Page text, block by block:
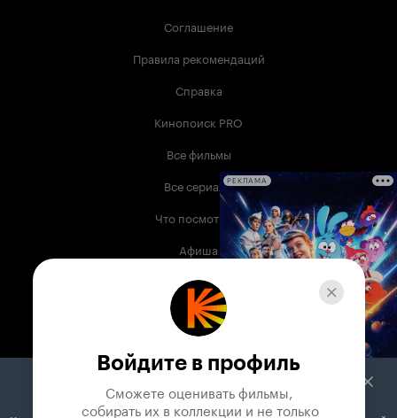
Соглашение
Правила рекомендаций
Справка
Кинопоиск PRO
Все фильмы
Все сериалы
Что посмотреть
Афиша
Музыка
Телепрограмма
Служба поддержки
РЕКЛАМА
Войдите в профиль
Сможете оценивать фильмы,
собирать их в коллекции и не только